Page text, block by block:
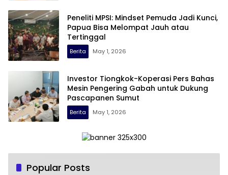
Peneliti MPSI: Mindset Pemuda Jadi Kunci,
Papua Bisa Melompat Jauh atau
Tertinggal
Berita May 1, 2026
Investor Tiongkok-Koperasi Pers Bahas
Mesin Pengering Gabah untuk Dukung
Pascapanen Sumut
Berita May 1, 2026
Popular Posts